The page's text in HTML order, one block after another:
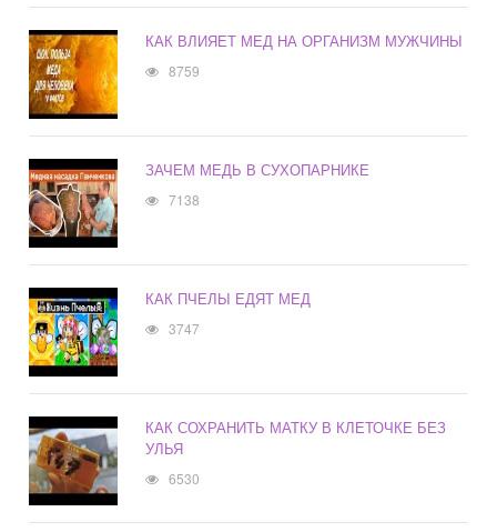
КАК ВЛИЯЕТ МЕД НА ОРГАНИЗМ МУЖЧИНЫ
8759
ЗАЧЕМ МЕДЬ В СУХОПАРНИКЕ
7138
КАК ПЧЕЛЫ ЕДЯТ МЕД
3747
КАК СОХРАНИТЬ МАТКУ В КЛЕТОЧКЕ БЕЗ
УЛЬЯ
6530